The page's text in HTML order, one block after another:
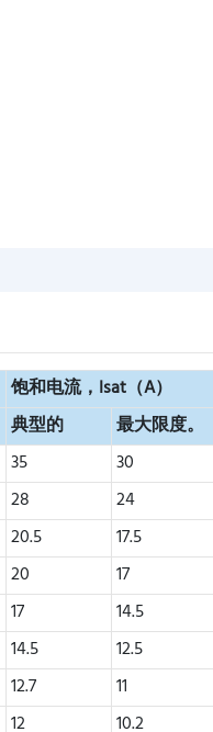
饱和电流，Isat（A）
典型的
最大限度。
35 30
28
24
20.5
17.5
20
17
17
14.5
14.5
12.5
12.7
11
12
10.2